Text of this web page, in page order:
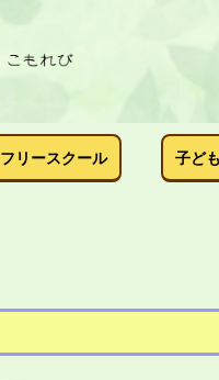
フリースクール 子ど